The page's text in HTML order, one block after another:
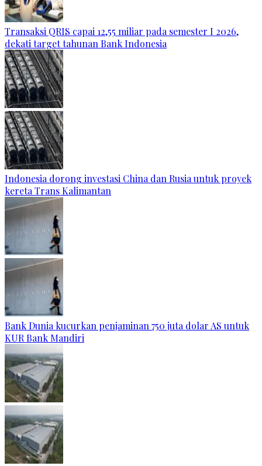
Transaksi QRIS capai 12,55 miliar pada semester I 2026,
dekati target tahunan Bank Indonesia
Indonesia dorong investasi China dan Rusia untuk proyek
kereta Trans Kalimantan
Bank Dunia kucurkan penjaminan 750 juta dolar AS untuk
KUR Bank Mandiri